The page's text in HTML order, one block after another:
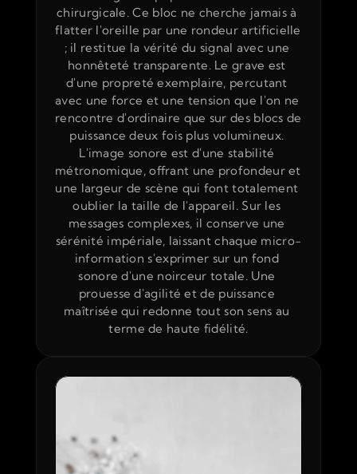
chirurgicale. Ce bloc ne cherche jamais à
flatter l'oreille par une rondeur artificielle
; il restitue la vérité du signal avec une
honnêteté transparente. Le grave est
d'une propreté exemplaire, percutant
avec une force et une tension que l'on ne
rencontre d'ordinaire que sur des blocs de
puissance deux fois plus volumineux.
L'image sonore est d'une stabilité
métronomique, offrant une profondeur et
une largeur de scène qui font totalement
oublier la taille de l'appareil. Sur les
messages complexes, il conserve une
sérénité impériale, laissant chaque micro-
information s'exprimer sur un fond
sonore d'une noirceur totale. Une
prouesse d'agilité et de puissance
maîtrisée qui redonne tout son sens au
terme de haute fidélité.